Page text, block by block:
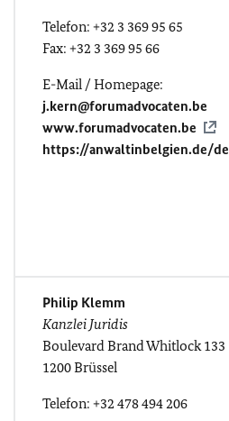
Telefon: +32 3 369 95 65
Fax: +32 3 369 95 66
E-Mail / Homepage:
j.kern@forumadvocaten.be
www.forumadvocaten.be
https://anwaltinbelgien.de/de
Philip Klemm
Kanzlei Juridis
Boulevard Brand Whitlock 133
1200 Brüssel
Telefon: +32 478 494 206